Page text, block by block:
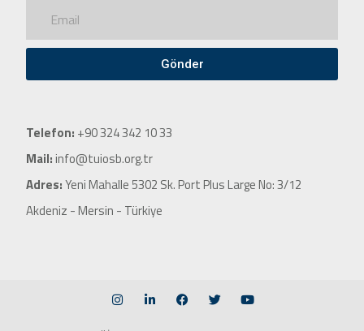
Gönder
Telefon: +90 324 342 10 33
Mail:info@tuiosb.org.tr
Adres:Yeni Mahalle 5302 Sk. Port Plus Large No: 3/12
Akdeniz - Mersin - Türkiye